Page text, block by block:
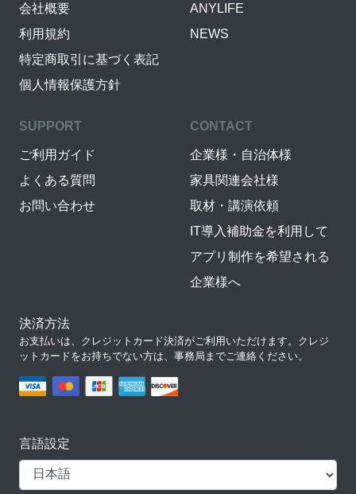
会社概要
利用規約
特定商取引に基づく表記
個人情報保護方針
ANYLIFE
NEWS
SUPPORT
ご利用ガイド
よくある質問
お問い合わせ
CONTACT
企業様・自治体様
家具関連会社様
取材・講演依頼
IT導入補助金を利用して
アプリ制作を希望される
企業様へ
決済方法
お支払いは、クレジットカード決済がご利用いただけます。クレジ
ットカードをお持ちでない方は、事務局までご連絡ください。
言語設定